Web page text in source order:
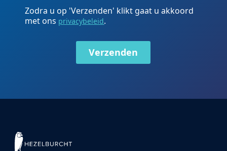
Zodra u op 'Verzenden' klikt gaat u akkoord
met ons privacybeleid.
Verzenden